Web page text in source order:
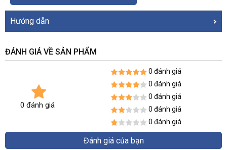
Hướng dẫn
ĐÁNH GIÁ VỀ SẢN PHẨM
0 đánh giá
0 đánh giá
0 đánh giá
0 đánh giá
0 đánh giá
0 đánh giá
Đánh giá của bạn